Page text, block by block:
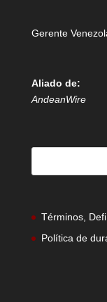
Gerente
Aliado de:
AndeanWire
Términos,
Política de